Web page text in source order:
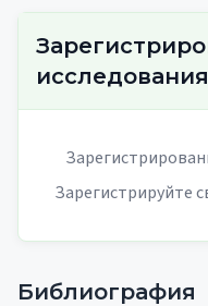
исследования
Зарегистрируйте
Библиография